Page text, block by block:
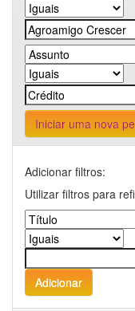
Iniciar uma nova
Adicionar filtros:
Utilizar filtros para